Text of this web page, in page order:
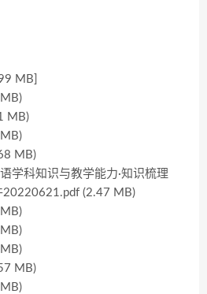
MB]
MB)
MB)
学科知识与教学能力·知识梳理
20220621.pdf (2.47 MB)
MB)